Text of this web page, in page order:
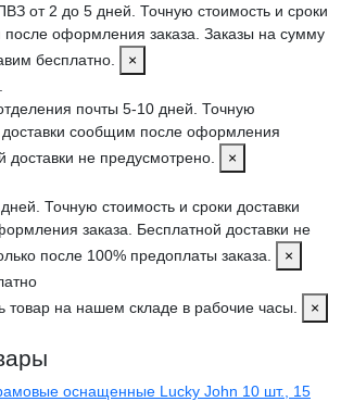
от 2 до 5 дней. Точную стоимость и сроки
после оформления заказа. Заказы на сумму
бесплатно.
×
почты 5-10 дней. Точную
доставки сообщим после оформления
доставки не предусмотрено.
×
Точную стоимость и сроки доставки
заказа. Бесплатной доставки не
после 100% предоплаты заказа.
×
товар на нашем складе в рабочие часы.
×